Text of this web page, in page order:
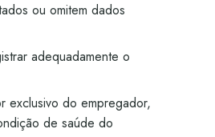
ou omitem dados
adequadamente o
exclusivo do empregador,
de saúde do